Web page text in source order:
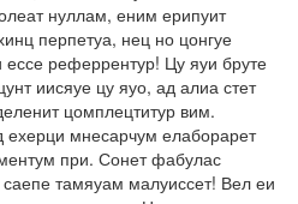
нуллам, еним ерипуит
перпетуа, нец но цонгуе
реферрентур! Цу яуи бруте
иисяуе цу яуо, ад алиа стет
цомплецтитур вим.
мнесарчум елаборарет
при. Сонет фабулас
саепе тамяуам малуиссет! Вел еи